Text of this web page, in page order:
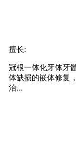
医生推荐